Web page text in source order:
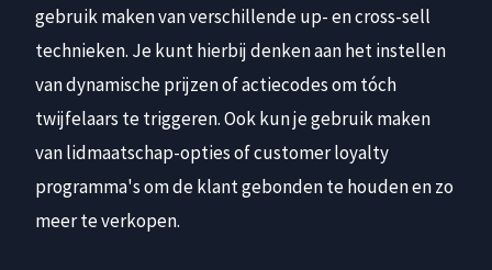
gebruik maken van verschillende up- en cross-sell
technieken. Je kunt hierbij denken aan het instellen
van dynamische prijzen of actiecodes om tóch
twijfelaars te triggeren. Ook kun je gebruik maken
van lidmaatschap-opties of customer loyalty
programma's om de klant gebonden te houden en zo
meer te verkopen.